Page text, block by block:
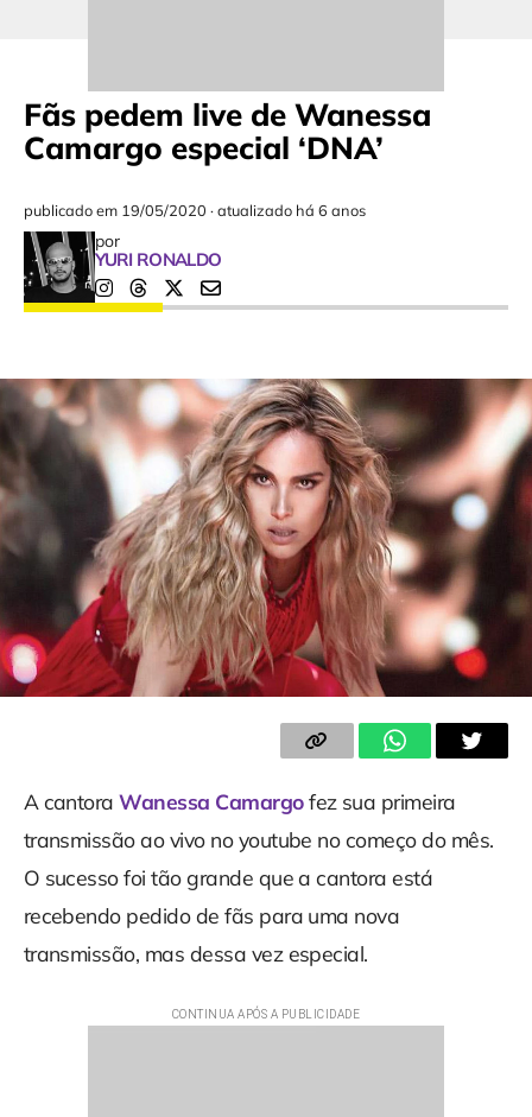
Fãs pedem live de Wanessa
Camargo especial ‘DNA’
publicado em 19/05/2020 ·atualizado há 6 anos
por
YURI RONALDO
A cantoraWanessa Camargofez sua primeira
transmissão ao vivo no youtube no começo do mês.
O sucesso foi tão grande que a cantora está
recebendo pedido de fãs para uma nova
transmissão, mas dessa vez especial.